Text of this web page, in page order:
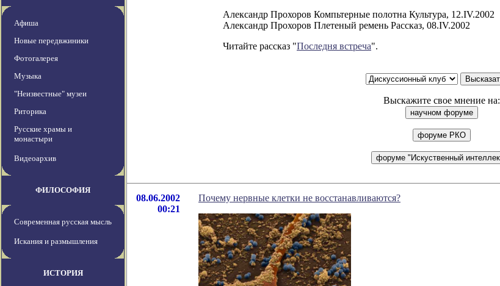
Афиша
Новые передвжиники
Фотогалерея
Музыка
"Неизвестные" музеи
Риторика
Русские храмы и
монастыри
Видеоархив
ФИЛОСОФИЯ
Современная русская мысль
Искания и размышления
ИСТОРИЯ
Александр Прохоров Компьтерные полотна Культура, 12.IV.2002
Александр Прохоров Плетеный ремень Рассказ, 08.IV.2002
Читайте рассказ "Последня встреча".
Выскажите свое мнение на:
08.06.2002
00:21
Почему нервные клетки не восстанавливаются?